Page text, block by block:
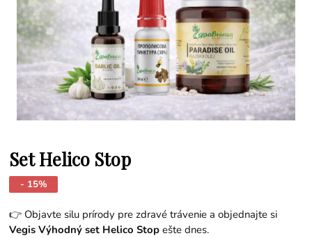
Set Helico Stop
- 15%
👉 Objavte silu prírody pre zdravé trávenie a objednajte si
Vegis Výhodný set Helico Stop ešte dnes.